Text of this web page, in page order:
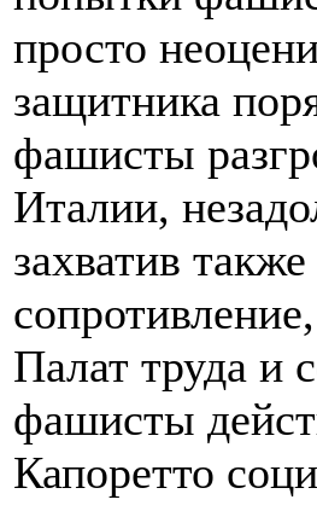
просто
защитника
фашисты
Италии,
захватив
Палат труда и
фашисты
Капоретто